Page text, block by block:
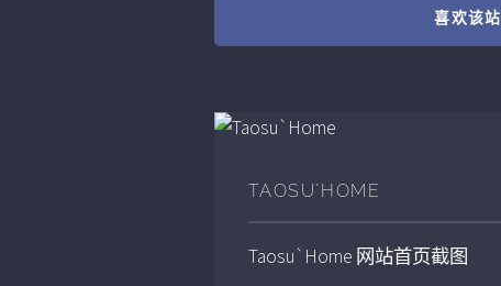
喜欢该站
TAOSU`HOME
Taosu`Home 网站首页截图